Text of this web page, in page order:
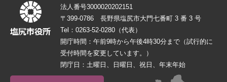
法人番号3000020202151
〒399-0786 長野県塩尻市大門七番町 3 番 3 号
Tel：0263-52-0280（代表）
開庁時間：午前9時から午後4時30分まで（試行的に
受付時間を変更しています。）
閉庁日：土曜日、日曜日、祝日、年末年始